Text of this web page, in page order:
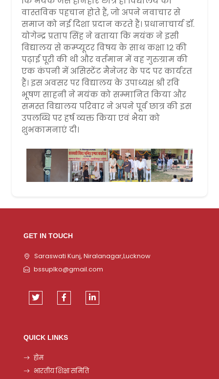
वास्तविक पहचान होते हैं, जो अपने नवाचार से
समाज को नई दिशा प्रदान करते हैं। प्रधानाचार्य डॉ.
योगेन्द्र प्रताप सिंह ने बताया कि मयंक ने इसी
विद्यालय से कम्प्यूटर विषय के साथ कक्षा 12 की
पढ़ाई पूरी की थी और वर्तमान में वह गुरुग्राम की
एक कंपनी में असिस्टेंट मैनेजर के पद पर कार्यरत
हैं। इस अवसर पर विद्यालय के उपाध्यक्ष श्री रवि
भूषण साहनी ने मयंक को सम्मानित किया और
समस्त विद्यालय परिवार ने अपने पूर्व छात्र की इस
उपलब्धि पर हर्ष व्यक्त किया एवं भैया को
शुभकामनाएं दी।
GET IN TOUCH
Saraswati Kunj, Niralanagar,Lucknow
bssuplko@gmail.com
QUICK LINKS
होम
भारतीय शिक्षा समिति